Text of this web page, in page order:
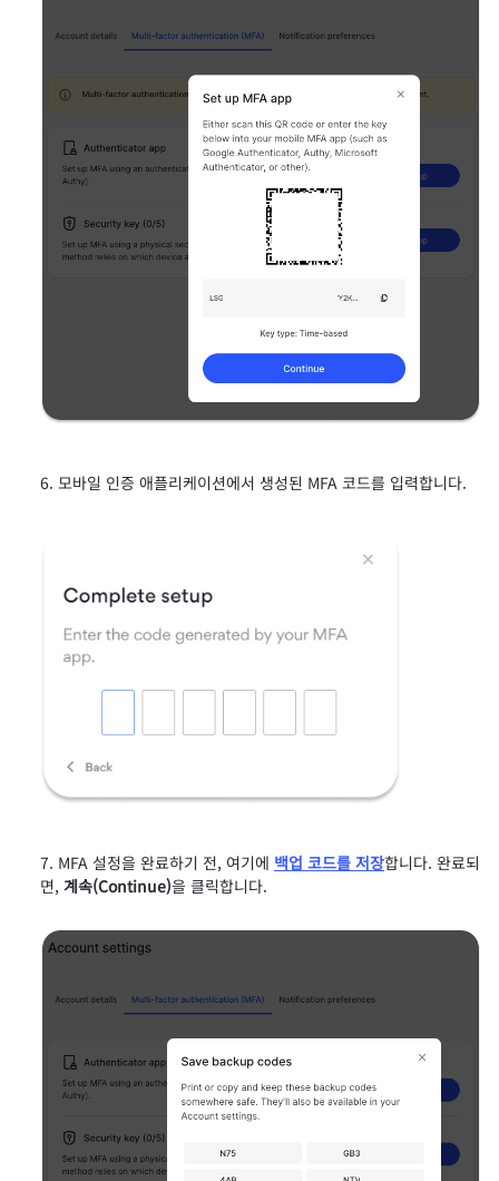
모바일 인증 애플리케이션에서 생성된 MFA 코드를 입력합니다.
MFA 설정을 완료하기 전, 여기에 백업 코드를 저장합니다. 완료되
면, 계속(Continue)을 클릭합니다.